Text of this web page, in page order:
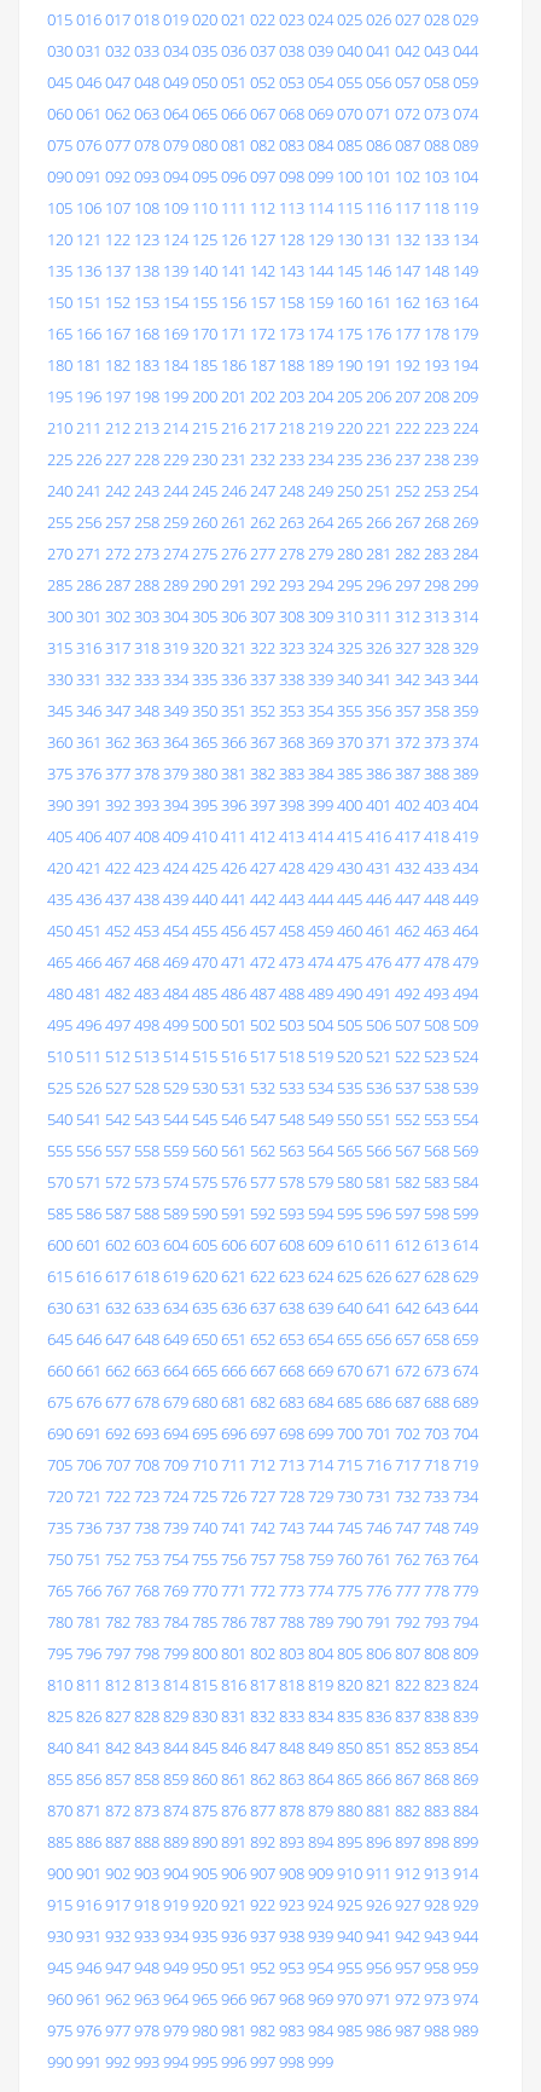
015016017018019020021 022023024025026027028029
030031 032033034035036037038039040041 042043044
045046047048049050051 052053054055056057058059
060061 062063064065066067068069070071 072073074
075076077078079080081 082083084085086087088089
090091 092093094095096097098099 100 101 102 103 104
105 106 107 108 109 110 111 112 113 114 115 116 117 118 119
120 121 122 123 124 125 126 127 128 129 130 131 132 133 134
135 136 137 138 139 140 141 142 143 144 145 146 147 148 149
150 151 152 153 154 155 156 157 158 159 160 161 162 163 164
165 166 167 168 169 170 171 172 173 174 175 176 177 178 179
180 181 182 183 184 185 186 187 188 189 190 191 192 193 194
195 196 197 198 199200201 202203204205206207208209
210211 212213214215216217218219220221 222223224
225226227228229230231 232233234235236237238239
240241 242243244245246247248249250251 252253254
255256257258259260261 262263264265266267268269
270271 272273274275276277278279280281 282283284
285286287288289290291 292293294295296297298299
300301 302303304305306307308309310311 312313314
315316317318319320321 322323324325326327328329
330331 332333334335336337338339340341 342343344
345346347348349350351 352353354355356357358359
360361 362363364365366367368369370371 372373374
375376377378379380381 382383384385386387388389
390391 392393394395396397398399400401 402403404
405406407408409410411 412413414415416417418419
420421 422423424425426427428429430431 432433434
435436437438439440441 442443444445446447448449
450451 452453454455456457458459460461 462463464
465466467468469470471 472473474475476477478479
480481 482483484485486487488489490491 492493494
495496497498499 500 501 502 503 504 505 506 507 508 509
510 511 512 513 514 515 516 517 518 519 520 521 522 523 524
525 526 527 528 529 530 531 532 533 534 535 536 537 538 539
540 541 542 543 544 545 546 547 548 549 550 551 552 553 554
555 556 557 558 559 560 561 562 563 564 565 566 567 568 569
570 571 572 573 574 575 576 577 578 579 580 581 582 583 584
585 586 587 588 589 590 591 592 593 594 595 596 597 598 599
600601 602603604605606607608609610611 612613614
615616617618619620621 622623624625626627628629
630631 632633634635636637638639640641 642643644
645646647648649650651 652653654655656657658659
660661 662663664665666667668669670671 672673674
675676677678679680681 682683684685686687688689
690691 692693694695696697698699700701 702703704
705706707708709710711 712713714715716717718719
720721 722723724725726727728729730731 732733734
735736737738739740741 742743744745746747748749
750751 752753754755756757758759760761 762763764
765766767768769770771 772773774775776777778779
780781 782783784785786787788789790791 792793794
795796797798799800801 802803804805806807808809
810811 812813814815816817818819820821 822823824
825826827828829830831 832833834835836837838839
840841 842843844845846847848849850851 852853854
855856857858859860861 862863864865866867868869
870871 872873874875876877878879880881 882883884
885886887888889890891 892893894895896897898899
900901 902903904905906907908909910911 912913914
915916917918919920921 922923924925926927928929
930931 932933934935936937938939940941 942943944
945946947948949950951 952953954955956957958959
960961 962963964965966967968969970971 972973974
975976977978979980981 982983984985986987988989
990991 992993994995996997998999